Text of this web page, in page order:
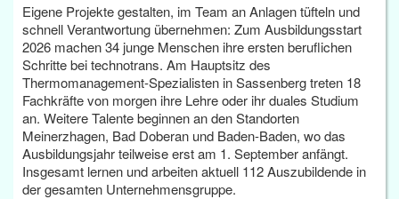
Eigene Projekte gestalten, im Team an Anlagen tüfteln und
schnell Verantwortung übernehmen: Zum Ausbildungsstart
2026 machen 34 junge Menschen ihre ersten beruflichen
Schritte bei technotrans. Am Hauptsitz des
Thermomanagement-Spezialisten in Sassenberg treten 18
Fachkräfte von morgen ihre Lehre oder ihr duales Studium
an. Weitere Talente beginnen an den Standorten
Meinerzhagen, Bad Doberan und Baden-Baden, wo das
Ausbildungsjahr teilweise erst am 1. September anfängt.
Insgesamt lernen und arbeiten aktuell 112 Auszubildende in
der gesamten Unternehmensgruppe.